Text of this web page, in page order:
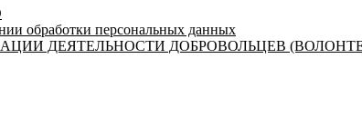
персональных данных
ДЕЯТЕЛЬНОСТИ ДОБРОВОЛЬЦЕВ